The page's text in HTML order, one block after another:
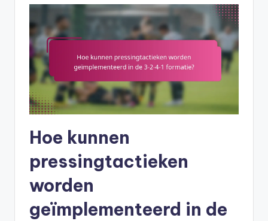
Hoe kunnen
pressingtactieken
worden
geïmplementeerd in de